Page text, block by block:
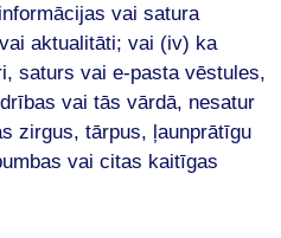
vai satura
aktualitāti; vai (iv) ka
saturs vai e-pasta vēstules,
vai tās vārdā, nesatur
zirgus, tārpus, ļaunprātīgu
vai citas kaitīgas